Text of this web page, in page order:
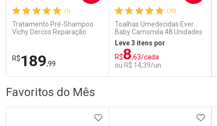
Comprar sem Desconto
Por R$ 52,99/cada
Comprar sem Desconto
Por R$ 52,99/cada
Comprar sem Desconto
Por R$ 59,59/cada
Comprar sem Desconto
Por R$ 59,59/cada
(1)
Tratamento Pré-Shampoo
Vichy Dercos Reparação
R$189,99
(30)
Toalhas Umedecidas Ever
Baby Camomila 48 Unidades
Leve 3 itens por
R$8,63/cada
ou R$ 14,39/un
Favoritos do Mês
ADICIONAR AOS FAVORITOS